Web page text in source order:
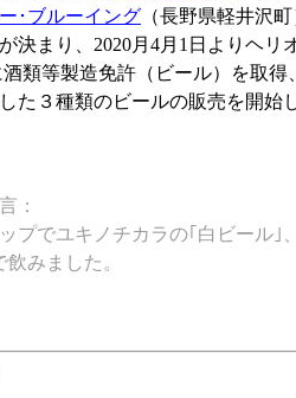
･ブルーイング （長野県軽井沢
決まり、2020月4月1日よりヘリ
酒類等製造免許（ビール）を取
た３種類のビールの販売を開始
：
プでユキノチカラの｢白ビール｣
みました。